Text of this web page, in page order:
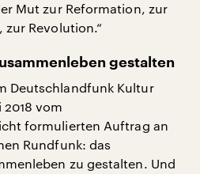
Mut zur Reformation, zur
Revolution.“
gestalten
Deutschlandfunk Kultur
vom
formulierten Auftrag an
Rundfunk: das
zu gestalten. Und